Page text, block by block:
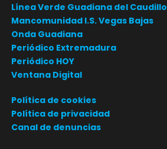
Línea Verde Guadiana del Caudillo
Mancomunidad I.S. Vegas Bajas
Onda Guadiana
Periódico Extremadura
Periódico HOY
Ventana Digital
Política de cookies
Política de privacidad
Canal de denuncias